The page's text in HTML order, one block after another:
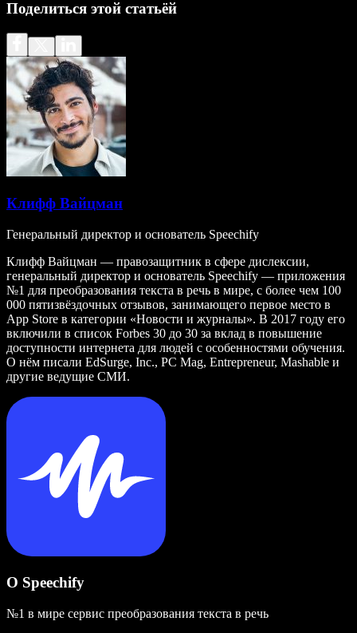
Поделиться этой статьёй
Клифф Вайцман
Генеральный директор и основатель Speechify
Клифф Вайцман — правозащитник в сфере дислексии,
генеральный директор и основатель Speechify — приложения
№1 для преобразования текста в речь в мире, с более чем 100
000 пятизвёздочных отзывов, занимающего первое место в
App Store в категории «Новости и журналы». В 2017 году его
включили в список Forbes 30 до 30 за вклад в повышение
доступности интернета для людей с особенностями обучения.
О нём писали EdSurge, Inc., PC Mag, Entrepreneur, Mashable и
другие ведущие СМИ.
О Speechify
№1 в мире сервис преобразования текста в речь